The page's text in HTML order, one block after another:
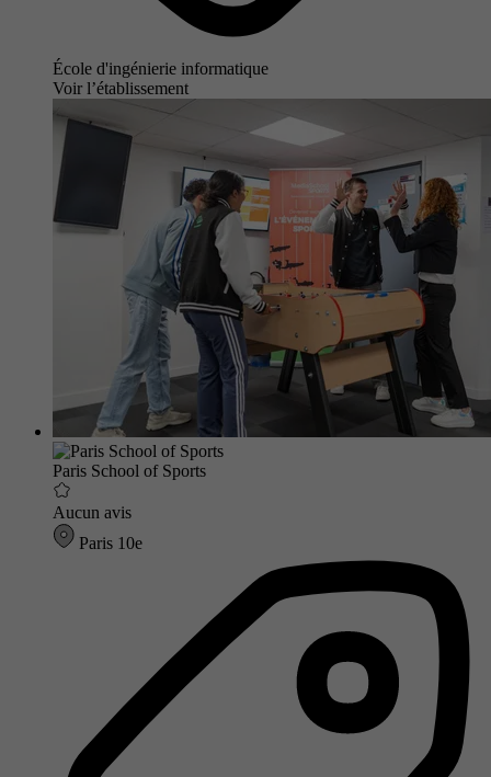
École d'ingénierie informatique
Voir l’établissement
Paris School of Sports
Aucun avis
Paris 10e